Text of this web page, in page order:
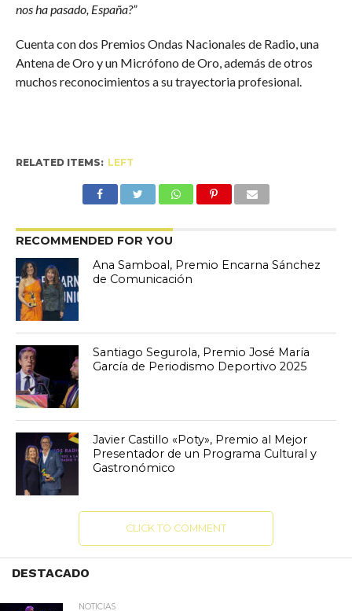
nos ha pasado, España?”
Cuenta con dos Premios Ondas Nacionales de Radio, una
Antena de Oro y un Micrófono de Oro, además de otros
muchos reconocimientos a su trayectoria profesional.
RELATED ITEMS: LEFT
RECOMMENDED FOR YOU
Ana Samboal, Premio Encarna Sánchez
de Comunicación
Santiago Segurola, Premio José María
García de Periodismo Deportivo 2025
Javier Castillo «Poty», Premio al Mejor
Presentador de un Programa Cultural y
Gastronómico
CLICK TO COMMENT
DESTACADO
NOTICIAS